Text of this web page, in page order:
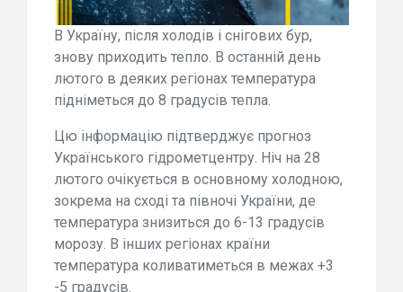
В Україну, після холодів і снігових бур,
знову приходить тепло. В останній день
лютого в деяких регіонах температура
підніметься до 8 градусів тепла.
Цю інформацію підтверджує прогноз
Українського гідрометцентру. Ніч на 28
лютого очікується в основному холодною,
зокрема на сході та півночі України, де
температура знизиться до 6-13 градусів
морозу. В інших регіонах країни
температура коливатиметься в межах +3
-5 градусів.